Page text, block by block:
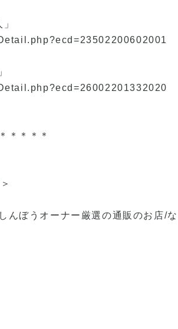
＊＊＊＊
んぼうオーナー厳選の通販のお店/